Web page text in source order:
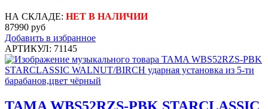
НА СКЛАДЕ: НЕТ В НАЛИЧИИ
87990 руб
Добавить в избранное
АРТИКУЛ: 71145